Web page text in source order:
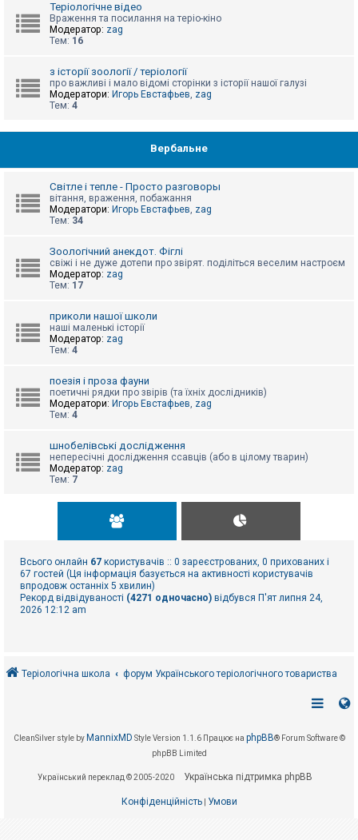
Теріологічне відео
Враження та посилання на теріо-кіно
Модератор: zag
Тем: 16
з історії зоології / теріології
про важливі і мало відомі сторінки з історії нашої галузі
Модератори: Игорь Евстафьев, zag
Тем: 4
Вербальне
Світле і тепле - Просто разговоры
вітання, враження, побажання
Модератори: Игорь Евстафьев, zag
Тем: 34
Зоологічний анекдот. Фіглі
свіжі і не дуже дотепи про звірят. поділіться веселим настроєм
Модератор: zag
Тем: 17
приколи нашої школи
наші маленькі історії
Модератор: zag
Тем: 4
поезія і проза фауни
поетичні рядки про звірів (та їхніх дослідників)
Модератори: Игорь Евстафьев, zag
Тем: 4
шнобелівські дослідження
непересічні дослідження ссавців (або в цілому тварин)
Модератор: zag
Тем: 7
Всього онлайн 67 користувачів :: 0 зареєстрованих, 0 прихованих і
67 гостей (Ця інформація базується на активності користувачів
впродовж останніх 5 хвилин)
Рекорд відвідуваності (4271 одночасно) відбувся П'ят липня 24,
2026 12:12 am
Теріологічна школа форум Українського теріологічного товариства
CleanSilver style by MannixMD Style Version 1.1.6 Працює на phpBB® Forum Software ©
phpBB Limited
Український переклад © 2005-2020 Українська підтримка phpBB
Конфіденційність| Умови